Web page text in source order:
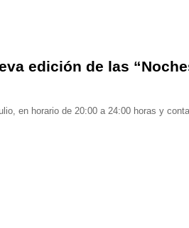
edición de las
en horario de 20:00 a 24:00 horas y